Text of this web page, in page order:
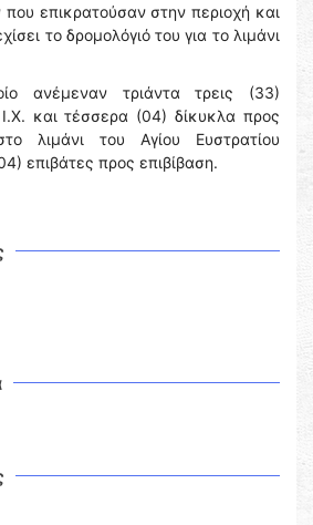
επικρατούσαν στην περιοχή και
το δρομολόγιό του για το λιμάνι
ανέμεναν τριάντα τρεις (33)
και τέσσερα (04) δίκυκλα προς
λιμάνι του Αγίου Ευστρατίου
επιβάτες προς επιβίβαση.